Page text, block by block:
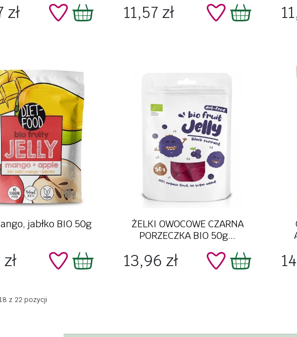
zł Cena
11,57 zł Cena
Szybki podgląd
jabłko BIO 50g
ŻELKI OWOCOWE CZARNA
PORZECZKA BIO 50g...
Cena
13,96 zł Cena
z 22 pozycji